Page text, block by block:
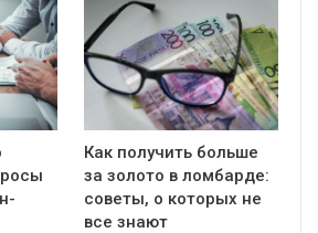
Как получить больше
за золото в ломбарде:
советы, о которых не
все знают